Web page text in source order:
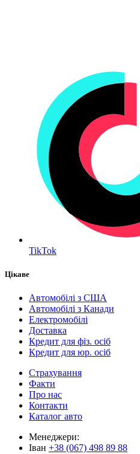
TikTok
Цікаве
Автомобілі з США
Автомобілі з Канади
Електромобілі
Доставка
Кредит для фіз. осіб
Кредит для юр. осіб
Страхування
Факти
Про нас
Контакти
Каталог авто
Менеджери:
Іван +38 (067) 498 89 88